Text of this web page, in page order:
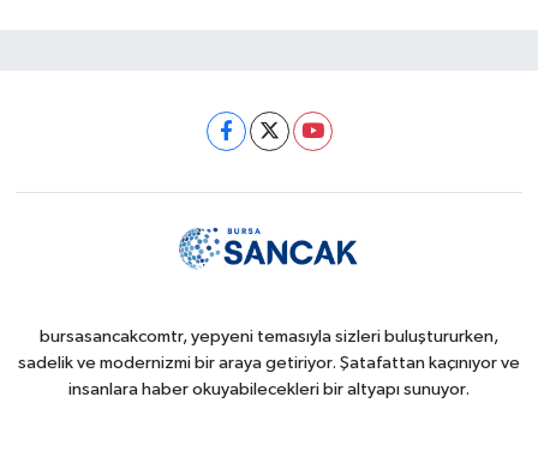
bursasancakcomtr, yepyeni temasıyla sizleri buluştururken,
sadelik ve modernizmi bir araya getiriyor. Şatafattan kaçınıyor ve
insanlara haber okuyabilecekleri bir altyapı sunuyor.